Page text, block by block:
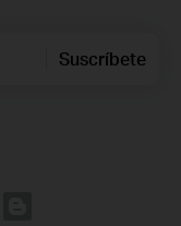
Suscríbete